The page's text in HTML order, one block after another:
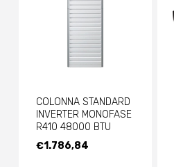
COLONNA STANDARD
INVERTER MONOFASE
R410 48000 BTU
€1.786,84